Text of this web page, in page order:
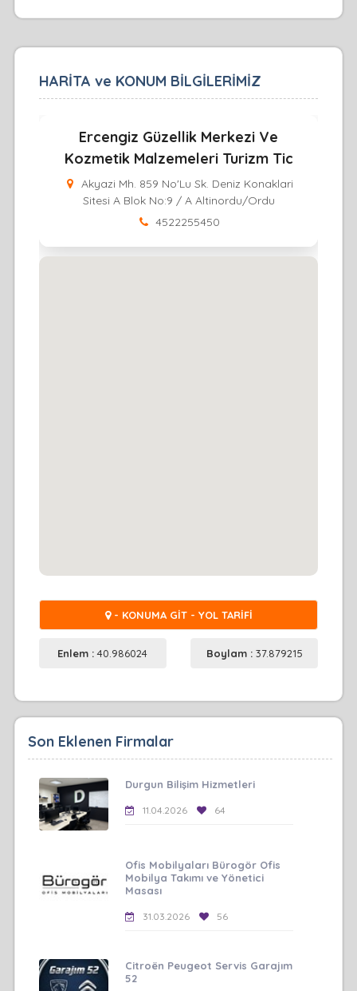
HARİTA ve KONUM BİLGİLERİMİZ
Ercengiz Güzellik Merkezi Ve
Kozmetik Malzemeleri Turizm Tic
Akyazi Mh. 859 No'Lu Sk. Deniz Konaklari
Sitesi A Blok No:9 / A Altinordu/Ordu
4522255450
- KONUMA GİT - YOL TARİFİ
Enlem :40.986024 Boylam : 37.879215
Son Eklenen Firmalar
Durgun Bilişim Hizmetleri
11.04.2026 64
Ofis Mobilyaları Bürogör Ofis
Mobilya Takımı ve Yönetici
Masası
31.03.2026 56
Citroën Peugeot Servis Garajım
52